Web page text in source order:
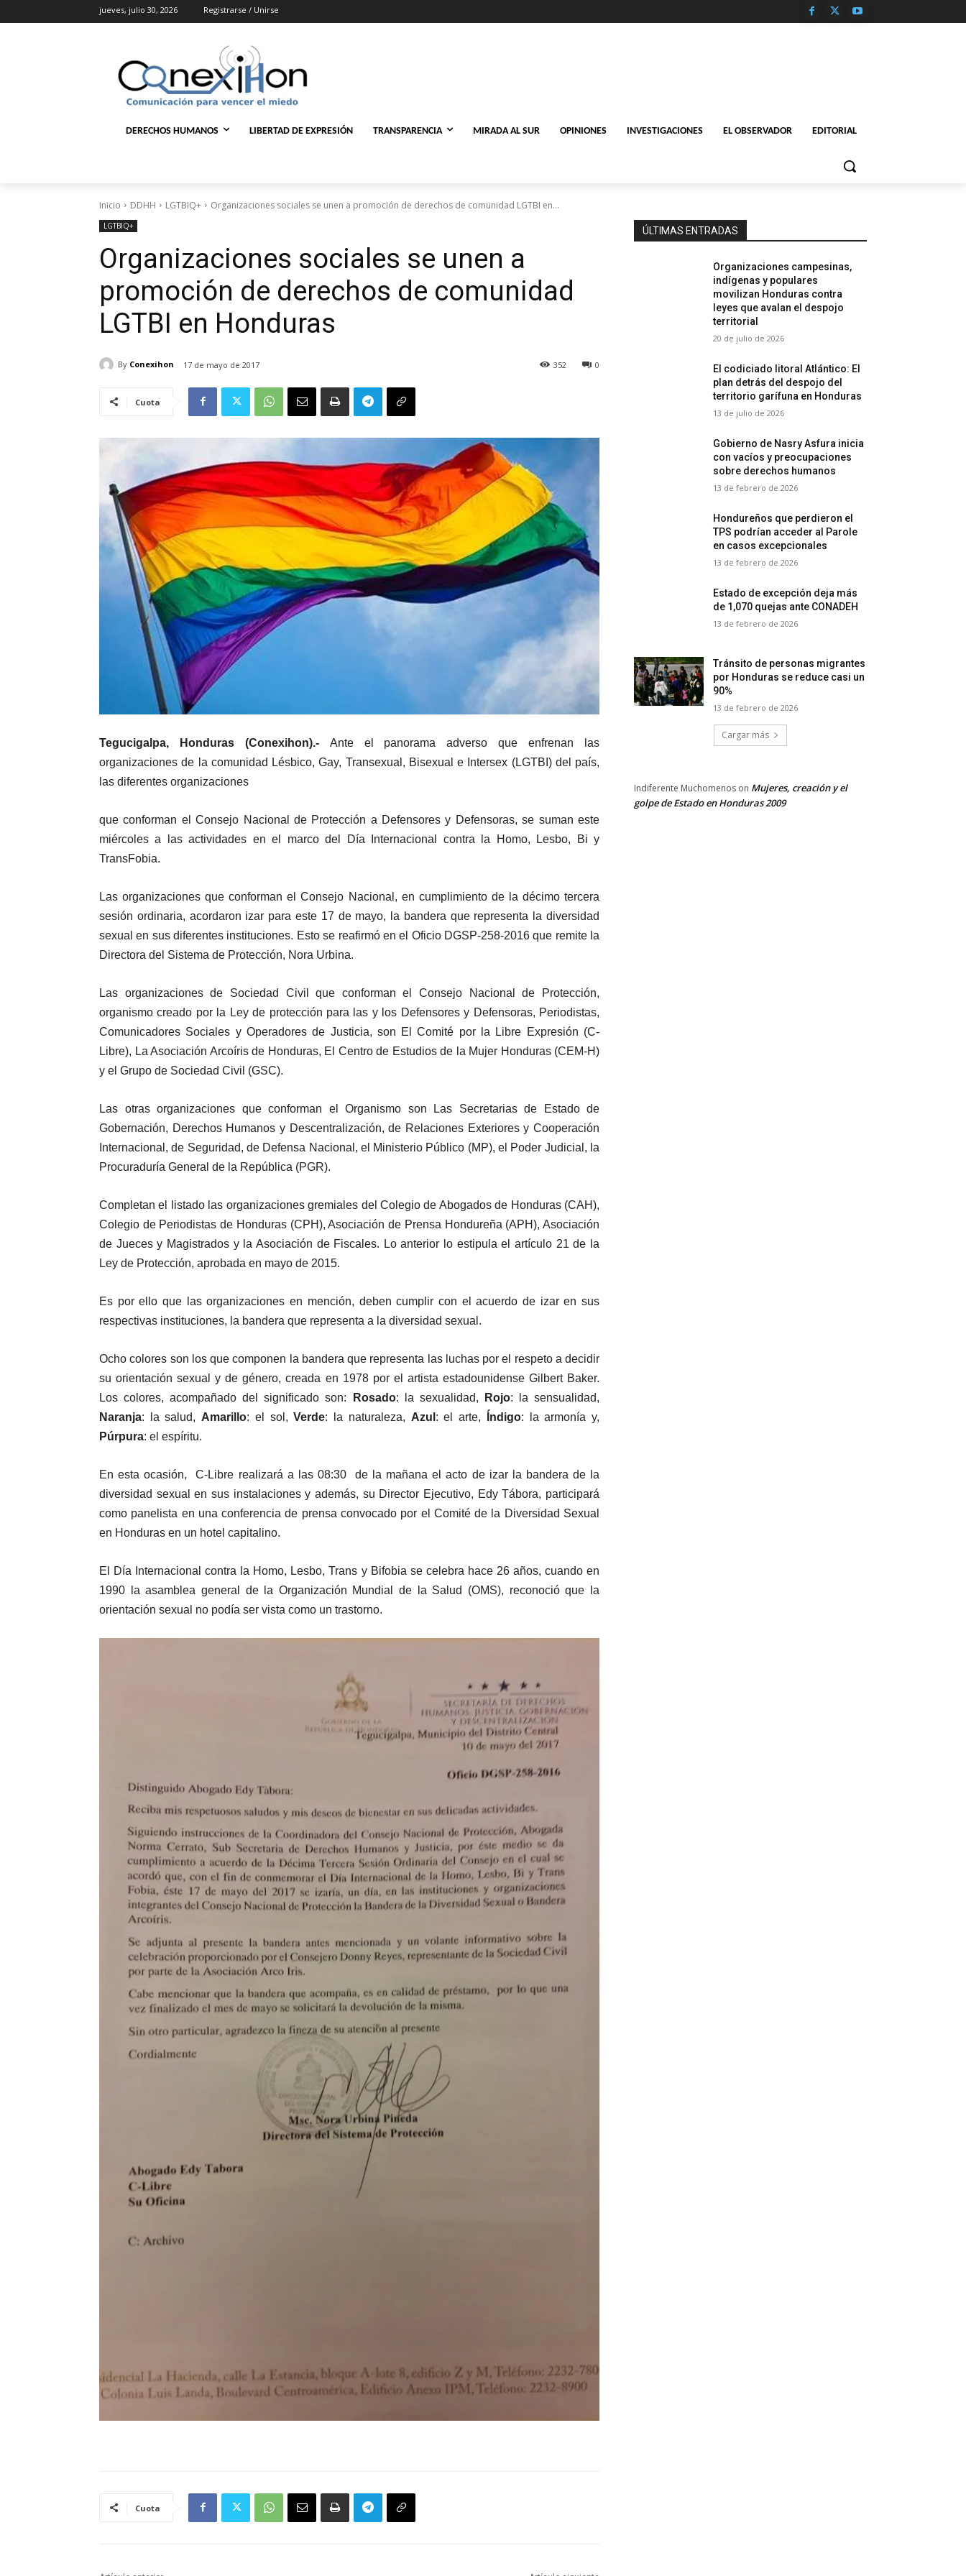
jueves, julio 30, 2026 Registrarse / Unirse
DERECHOS HUMANOS LIBERTAD DE EXPRESIÓN TRANSPARENCIA MIRADA AL SUR OPINIONES INVESTIGACIONES EL OBSERVADOR EDITORIAL
Inicio DDHH LGTBIQ+ Organizaciones sociales se unen a promoción de derechos de comunidad LGTBI en...
LGTBIQ+
Organizaciones sociales se unen a
promoción de derechos de comunidad
LGTBI en Honduras
By Conexihon 17 de mayo de 2017 0
352
Cuota
Tegucigalpa, Honduras (Conexihon).- Ante el panorama adverso que enfrenan las
organizaciones de la comunidad Lésbico, Gay, Transexual, Bisexual e Intersex (LGTBI) del país,
las diferentes organizaciones
que conforman el Consejo Nacional de Protección a Defensores y Defensoras, se suman este
miércoles a las actividades en el marco del Día Internacional contra la Homo, Lesbo, Bi y
TransFobia.
Las organizaciones que conforman el Consejo Nacional, en cumplimiento de la décimo tercera
sesión ordinaria, acordaron izar para este 17 de mayo, la bandera que representa la diversidad
sexual en sus diferentes instituciones. Esto se reafirmó en el Oficio DGSP-258-2016 que remite la
Directora del Sistema de Protección, Nora Urbina.
Las organizaciones de Sociedad Civil que conforman el Consejo Nacional de Protección,
organismo creado por la Ley de protección para las y los Defensores y Defensoras, Periodistas,
Comunicadores Sociales y Operadores de Justicia, son El Comité por la Libre Expresión (C-
Libre), La Asociación Arcoíris de Honduras, El Centro de Estudios de la Mujer Honduras (CEM-H)
y el Grupo de Sociedad Civil (GSC).
Las otras organizaciones que conforman el Organismo son Las Secretarias de Estado de
Gobernación, Derechos Humanos y Descentralización, de Relaciones Exteriores y Cooperación
Internacional, de Seguridad, de Defensa Nacional, el Ministerio Público (MP), el Poder Judicial, la
Procuraduría General de la República (PGR).
Completan el listado las organizaciones gremiales del Colegio de Abogados de Honduras (CAH),
Colegio de Periodistas de Honduras (CPH), Asociación de Prensa Hondureña (APH), Asociación
de Jueces y Magistrados y la Asociación de Fiscales. Lo anterior lo estipula el artículo 21 de la
Ley de Protección, aprobada en mayo de 2015.
Es por ello que las organizaciones en mención, deben cumplir con el acuerdo de izar en sus
respectivas instituciones, la bandera que representa a la diversidad sexual.
Ocho colores son los que componen la bandera que representa las luchas por el respeto a decidir
su orientación sexual y de género, creada en 1978 por el artista estadounidense Gilbert Baker.
Los colores, acompañado del significado son:
Rosado: la sexualidad, Rojo: la sensualidad,
Naranja: la salud, Amarillo: el sol,Verde: la naturaleza, Azul : el arte, Índigo: la armonía y,
Púrpura: el espíritu.
En esta ocasión, C-Libre realizará a las 08:30 de la mañana el acto de izar la bandera de la
diversidad sexual en sus instalaciones y además, su Director Ejecutivo, Edy Tábora, participará
como panelista en una conferencia de prensa convocado por el Comité de la Diversidad Sexual
en Honduras en un hotel capitalino.
El Día Internacional contra la Homo, Lesbo, Trans y Bifobia se celebra hace 26 años, cuando en
1990 la asamblea general de la Organización Mundial de la Salud (OMS), reconoció que la
orientación sexual no podía ser vista como un trastorno.
Cuota
ÚLTIMAS ENTRADAS
Organizaciones campesinas,
indígenas y populares
movilizan Honduras contra
leyes que avalan el despojo
territorial
20 de julio de 2026
El codiciado litoral Atlántico: El
plan detrás del despojo del
territorio garífuna en Honduras
13 de julio de 2026
Gobierno de Nasry Asfura inicia
con vacíos y preocupaciones
sobre derechos humanos
13 de febrero de 2026
Hondureños que perdieron el
TPS podrían acceder al Parole
en casos excepcionales
13 de febrero de 2026
Estado de excepción deja más
de 1,070 quejas ante CONADEH
13 de febrero de 2026
Tránsito de personas migrantes
por Honduras se reduce casi un
90%
13 de febrero de 2026
Cargar más
Indiferente Muchomenos on Mujeres, creación y el
golpe de Estado en Honduras 2009